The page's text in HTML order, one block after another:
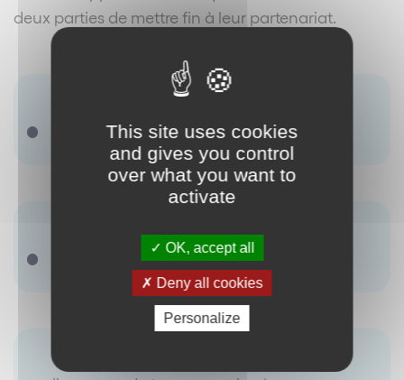
deux parties de mettre fin à leur partenariat.
Terme(s) associé(s) :
Développement Ouverture
Il ny a pas de terme renseigné.
This site uses cookies
and gives you control
over what you want to
activate
OK, accept all
Deny all cookies
Personalize